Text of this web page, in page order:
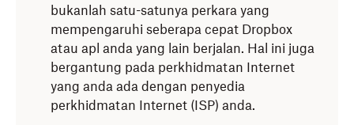
bukanlah satu-satunya perkara yang
mempengaruhi seberapa cepat Dropbox
atau apl anda yang lain berjalan. Hal ini juga
bergantung pada perkhidmatan Internet
yang anda ada dengan penyedia
perkhidmatan Internet (ISP) anda.